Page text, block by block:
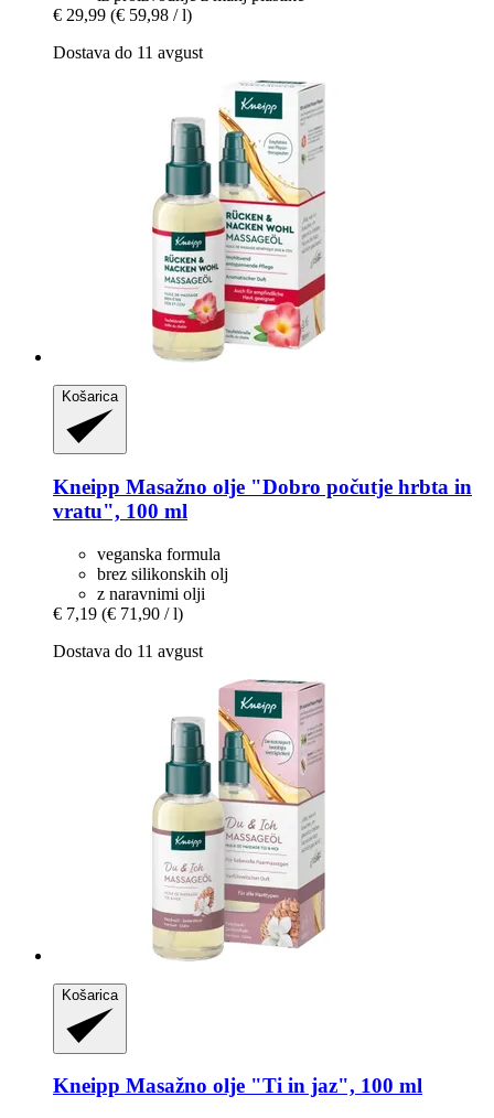
€ 29,99 (€ 59,98 / l)
Dostava do 11 avgust
Košarica
Kneipp Masažno olje "Dobro počutje hrbta in
vratu", 100 ml
veganska formula
brez silikonskih olj
z naravnimi olji
€ 7,19 (€ 71,90 / l)
Dostava do 11 avgust
Košarica
Kneipp Masažno olje "Ti in jaz", 100 ml